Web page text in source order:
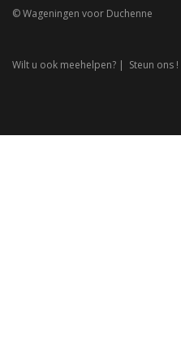
© Wageningen voor Duchenne
Wilt u ook meehelpen? | Steun ons !